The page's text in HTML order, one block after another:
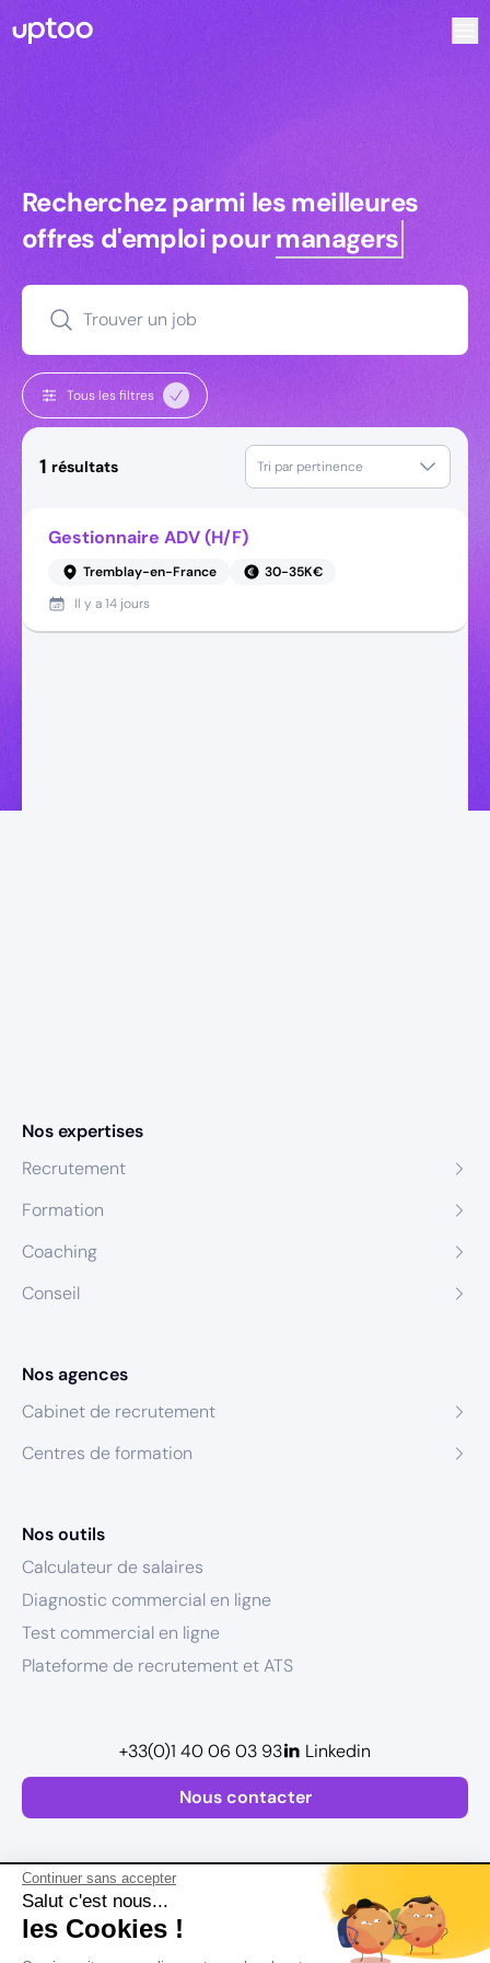
Continuer sans accepter
Salut c'est nous...
les Cookies !
Recherchez parmi les meilleures
Recherchez parmi les meilleures
offres d'emploi pourmanagers
Trouver un job
Tous les filtres
1 résultats Tri par pertinence
Gestionnaire ADV (H/F)
Tremblay-en-France
30-35K€
Il y a14 jours
Nos expertises
Recrutement
Formation
Coaching
Conseil
Nos agences
Cabinet de recrutement
Centres de formation
Nos outils
Calculateur de salaires
Diagnostic commercial en ligne
Test commercial en ligne
Plateforme de recrutement et ATS
Nous contacter
+33(0)1 40 06 03 93 Linkedin